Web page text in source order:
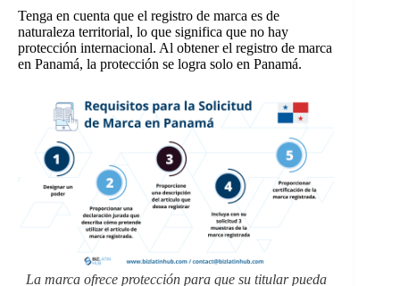
Tenga en cuenta que el registro de marca es de
naturaleza territorial, lo que significa que no hay
protección internacional. Al obtener el registro de marca
en Panamá, la protección se logra solo en Panamá.
La marca ofrece protección para que su titular pueda